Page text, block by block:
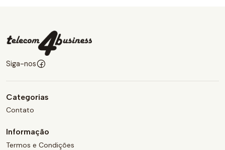
Siga-nos
Categorias
Contato
Informação
Termos e Condições